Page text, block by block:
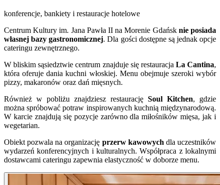
konferencje, bankiety i restauracje hotelowe
Centrum Kultury im. Jana Pawła II na Morenie Gdańsk nie posiada
własnej bazy gastronomicznej. Dla gości dostępne są jednak opcje
cateringu zewnętrznego.
W bliskim sąsiedztwie centrum znajduje się restauracja La Cantina,
która oferuje dania kuchni włoskiej. Menu obejmuje szeroki wybór
pizzy, makaronów oraz dań mięsnych.
Również w pobliżu znajdziesz restaurację Soul Kitchen, gdzie
można spróbować potraw inspirowanych kuchnią międzynarodową.
W karcie znajdują się pozycje zarówno dla miłośników mięsa, jak i
wegetarian.
Obiekt pozwala na organizację przerw kawowych dla uczestników
wydarzeń konferencyjnych i kulturalnych. Współpraca z lokalnymi
dostawcami cateringu zapewnia elastyczność w doborze menu.